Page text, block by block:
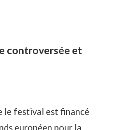
controversée et
le festival est financé
européen pour la